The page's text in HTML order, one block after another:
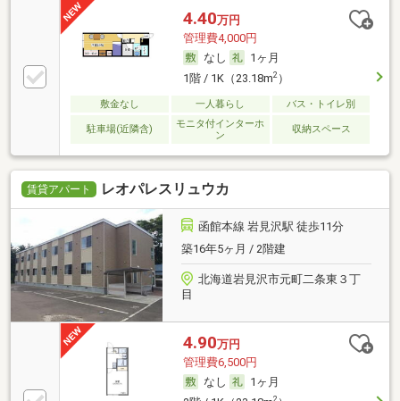
4.40万円
管理費4,000円
なし
1ヶ月
1階 / 1K（23.18m2）
敷金なし 一人暮らし バス・トイレ別
駐車場(近隣含)
モニタ付インターホ
ン
収納スペース
賃貸アパート レオパレスリュウカ
函館本線 岩見沢駅 徒歩11分
築16年5ヶ月 / 2階建
北海道岩見沢市元町二条東３丁
目
4.90万円
管理費6,500円
なし
1ヶ月